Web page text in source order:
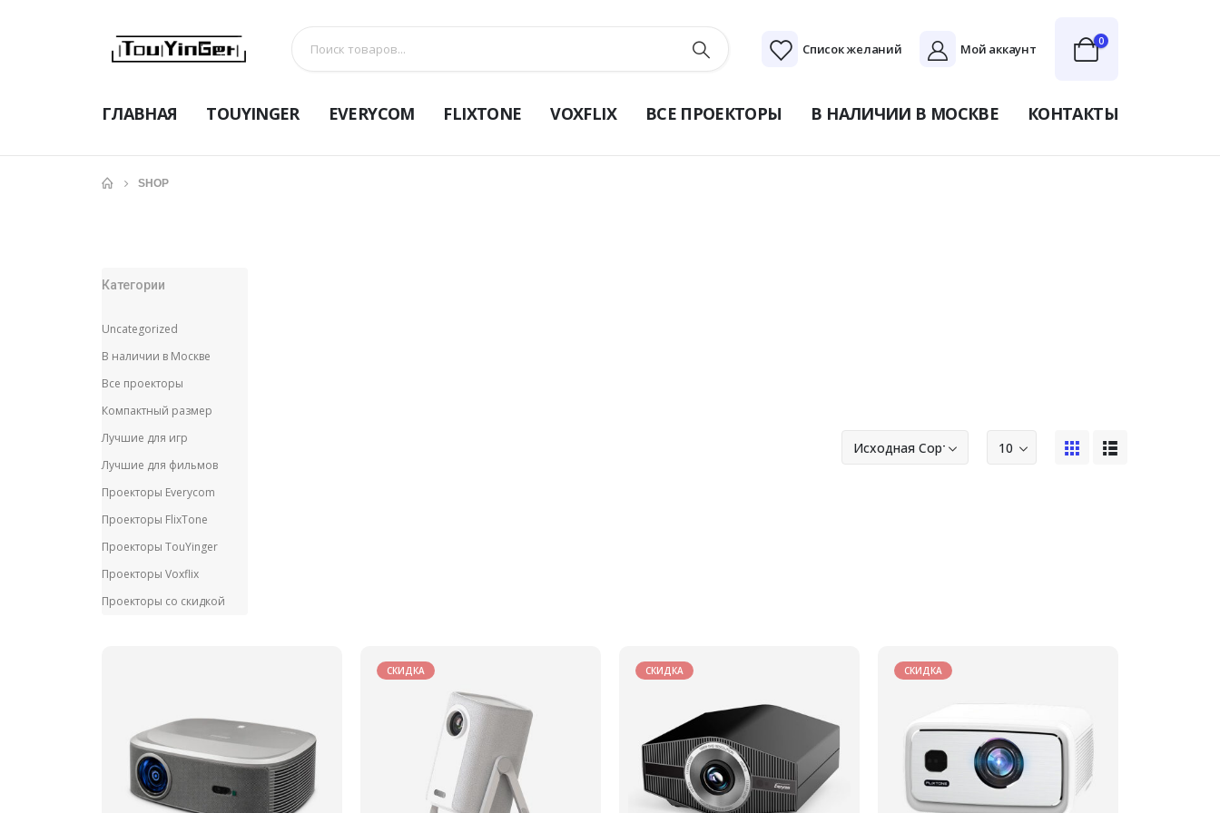
Список желаний Мой аккаунт 0
ГЛАВНАЯ TOUYINGER EVERYCOM FLIXTONE VOXFLIX ВСЕ ПРОЕКТОРЫ В НАЛИЧИИ В МОСКВЕ КОНТАКТЫ
SHOP
Категории
Uncategorized
В наличии в Москве
Все проекторы
Компактный размер
Лучшие для игр
Лучшие для фильмов
Проекторы Everycom
Проекторы FlixTone
Проекторы TouYinger
Проекторы Voxflix
Проекторы со скидкой
СКИДКА СКИДКА СКИДКА